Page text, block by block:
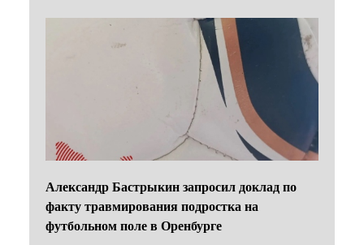
Александр Бастрыкин запросил доклад по
факту травмирования подростка на
футбольном поле в Оренбурге